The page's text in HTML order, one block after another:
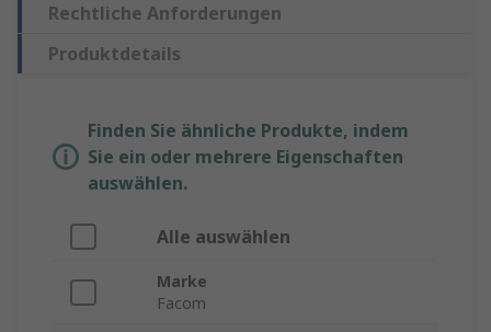
Rechtliche Anforderungen
Produktdetails
Finden Sie ähnliche Produkte, indem
Sie ein oder mehrere Eigenschaften
auswählen.
Alle auswählen
Marke
Facom